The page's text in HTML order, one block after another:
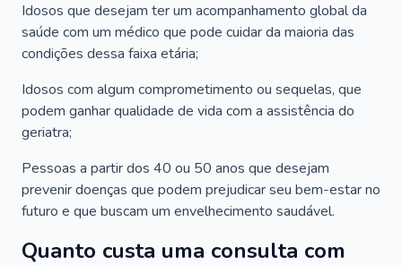
Idosos que desejam ter um acompanhamento global da
saúde com um médico que pode cuidar da maioria das
condições dessa faixa etária;
Idosos com algum comprometimento ou sequelas, que
podem ganhar qualidade de vida com a assistência do
geriatra;
Pessoas a partir dos 40 ou 50 anos que desejam
prevenir doenças que podem prejudicar seu bem-estar no
futuro e que buscam um envelhecimento saudável.
Quanto custa uma consulta com